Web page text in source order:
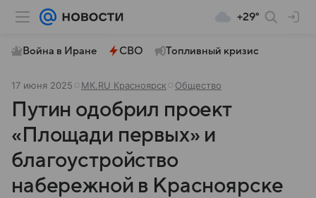
+29°
Война в Иране СВО Топливный кризис
17 июня 2025 МК.RU Красноярск Общество
Путин одобрил проект
«Площади первых» и
благоустройство
набережной в Красноярске